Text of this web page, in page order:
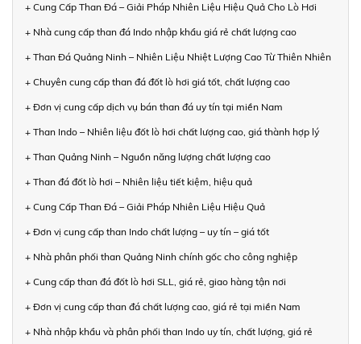
+ Cung Cấp Than Đá – Giải Pháp Nhiên Liệu Hiệu Quả Cho Lò Hơi
+ Nhà cung cấp than đá Indo nhập khẩu giá rẻ chất lượng cao
+ Than Đá Quảng Ninh – Nhiên Liệu Nhiệt Lượng Cao Từ Thiên Nhiên
+ Chuyên cung cấp than đá đốt lò hơi giá tốt, chất lượng cao
+ Đơn vị cung cấp dịch vụ bán than đá uy tín tại miền Nam
+ Than Indo – Nhiên liệu đốt lò hơi chất lượng cao, giá thành hợp lý
+ Than Quảng Ninh – Nguồn năng lượng chất lượng cao
+ Than đá đốt lò hơi – Nhiên liệu tiết kiệm, hiệu quả
+ Cung Cấp Than Đá – Giải Pháp Nhiên Liệu Hiệu Quả
+ Đơn vị cung cấp than Indo chất lượng – uy tín – giá tốt
+ Nhà phân phối than Quảng Ninh chính gốc cho công nghiệp
+ Cung cấp than đá đốt lò hơi SLL, giá rẻ, giao hàng tận nơi
+ Đơn vị cung cấp than đá chất lượng cao, giá rẻ tại miền Nam
+ Nhà nhập khẩu và phân phối than Indo uy tín, chất lượng, giá rẻ